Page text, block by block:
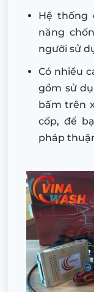
Hệ thống
năng
người sử
Có nhiều
gồm sử
bấm trên
cốp, để
pháp